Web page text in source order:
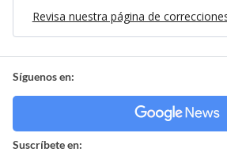
Revisa nuestra página de
Síguenos en:
Suscríbete en: